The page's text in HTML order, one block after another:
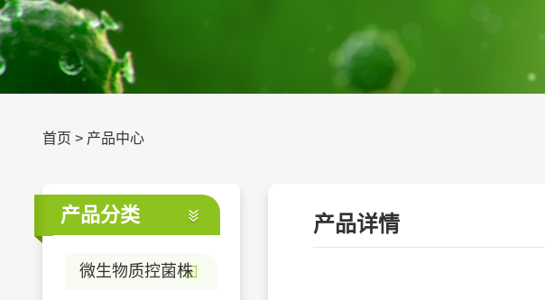
首页 > 产品中心
产品分类
微生物质控菌株
产品详情